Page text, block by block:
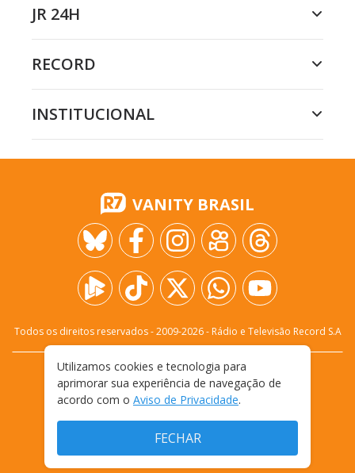
JR 24H
RECORD
INSTITUCIONAL
VANITY BRASIL
Todos os direitos reservados - 2009-2026- Rádio e Televisão Record S.A
FALE CONOSCO
PRIVACIDADE
TERMOS E CONDIÇÕES DE USO
Utilizamos cookies e tecnologia para
aprimorar sua experiência de navegação de
acordo com o Aviso de Privacidade.
FECHAR